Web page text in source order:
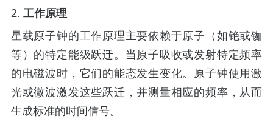
2. 工作原理
星载原子钟的工作原理主要依赖于原子（如铯或铷
等）的特定能级跃迁。当原子吸收或发射特定频率
的电磁波时，它们的能态发生变化。原子钟使用激
光或微波激发这些跃迁，并测量相应的频率，从而
生成标准的时间信号。